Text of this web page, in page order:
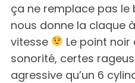
ça ne remplace pas le
nous donne la claque
vitesse
Le point
sonorité, certes
agressive qu’un 6